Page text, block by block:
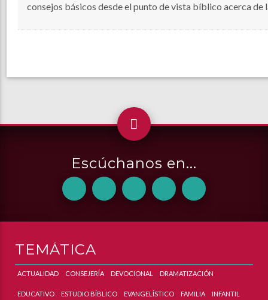
consejos básicos desde el punto de vista bíblico acerca de
Escúchanos en...
TEMÁTICA
ACTUALIDAD CONSEJERÍA DEVOCIONAL DRAMATIZACIÓN
EDUCATIVO ESTUDIO BÍBLICO EVANGELÍSTICO FAMILIA INFANTIL